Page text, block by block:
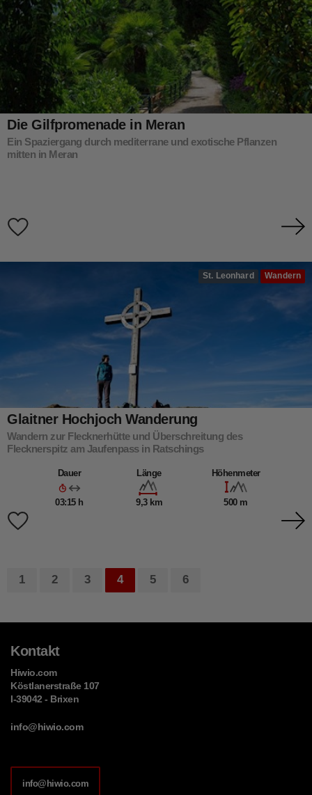
Die Gilfpromenade in Meran
Ein Spaziergang durch mediterrane und exotische Pflanzen
mitten in Meran
St. Leonhard Wandern
Glaitner Hochjoch Wanderung
Wandern zur Flecknerhütte und Überschreitung des
Flecknerspitz am Jaufenpass in Ratschings
Dauer
03:15 h
Länge
9,3 km
Höhenmeter
500 m
1 2 3 4 5 6
Kontakt
Hiwio.com
Köstlanerstraße 107
I-39042 - Brixen
info@hiwio.com
info@hiwio.com